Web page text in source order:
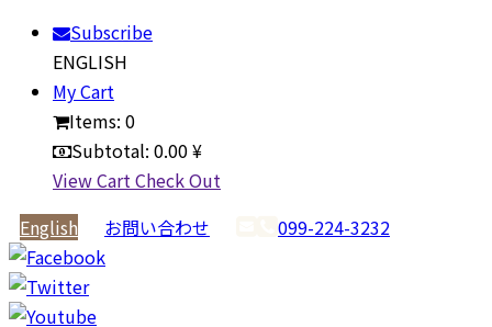
Subscribe
ENGLISH
My Cart
Items: 0
Subtotal: 0.00 ¥
View CartCheck Out
English
お問い合わせ 099-224-3232